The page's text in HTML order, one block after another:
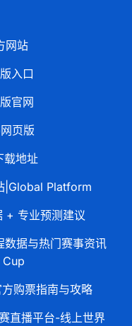
网站
入口
官网
页版
载地址
|Global Platform
+ 专业预测建议
据与热门赛事资讯
购票指南与攻略
直播平台-线上世界